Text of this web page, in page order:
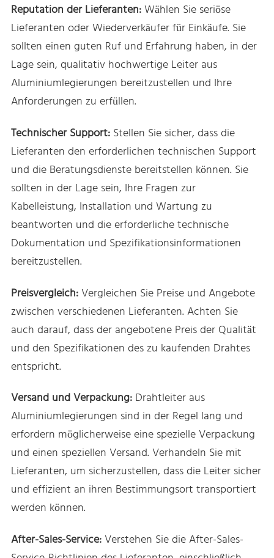
Reputation der Lieferanten:Wählen Sie seriöse
Lieferanten oder Wiederverkäufer für Einkäufe. Sie
sollten einen guten Ruf und Erfahrung haben, in der
Lage sein, qualitativ hochwertige Leiter aus
Aluminiumlegierungen bereitzustellen und Ihre
Anforderungen zu erfüllen.
Technischer Support:Stellen Sie sicher, dass die
Lieferanten den erforderlichen technischen Support
und die Beratungsdienste bereitstellen können. Sie
sollten in der Lage sein, Ihre Fragen zur
Kabelleistung, Installation und Wartung zu
beantworten und die erforderliche technische
Dokumentation und Spezifikationsinformationen
bereitzustellen.
Preisvergleich: Vergleichen Sie Preise und Angebote
zwischen verschiedenen Lieferanten. Achten Sie
auch darauf, dass der angebotene Preis der Qualität
und den Spezifikationen des zu kaufenden Drahtes
entspricht.
Versand und Verpackung:Drahtleiter aus
Aluminiumlegierungen sind in der Regel lang und
erfordern möglicherweise eine spezielle Verpackung
und einen speziellen Versand. Verhandeln Sie mit
Lieferanten, um sicherzustellen, dass die Leiter sicher
und effizient an ihren Bestimmungsort transportiert
werden können.
After-Sales-Service: Verstehen Sie die After-Sales-